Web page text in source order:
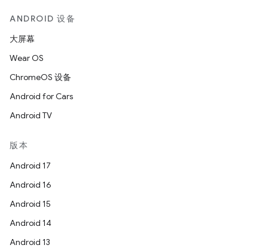
ANDROID 设备
大屏幕
Wear OS
ChromeOS 设备
Android for Cars
Android TV
版本
Android 17
Android 16
Android 15
Android 14
Android 13